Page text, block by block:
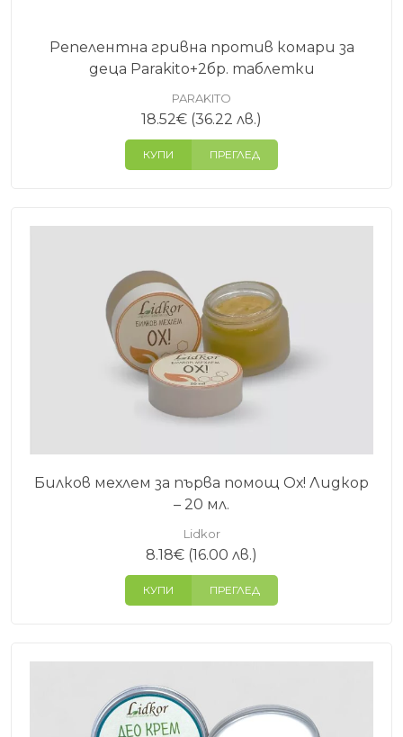
Репелентна гривна против комари за
деца Parakito+2бр. таблетки
PARAKITO
18.52€ (36.22 лв.)
КУПИ ПРЕГЛЕД
Билков мехлем за първа помощ Ох! Лидкор
– 20 мл.
Lidkor
8.18€ (16.00 лв.)
КУПИ ПРЕГЛЕД